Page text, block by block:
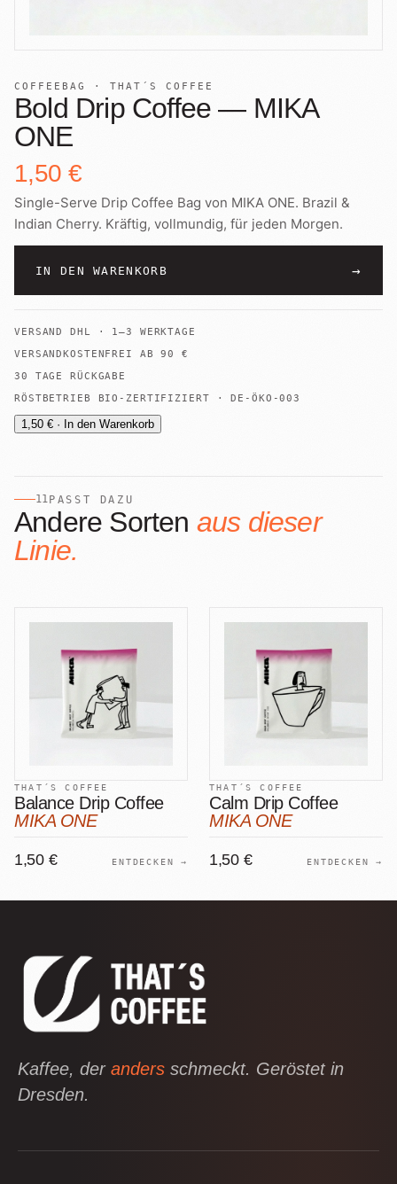
Lohnabfüllung für Röster
International
Zubehör
Geschenkideen
Fonte Blends
All About Mushroom
Alle Produkte
08 Laden
09 Reparatur
Kurse
COFFEEBAG · THAT´S COFFEE
Bold Drip Coffee — MIKA
ONE
1,50 €
Single-Serve Drip Coffee Bag von MIKA ONE. Brazil &
Indian Cherry. Kräftig, vollmundig, für jeden Morgen.
IN DEN WARENKORB →
VERSANDDHL · 1–3 WERKTAGE
VERSANDKOSTENFREI AB90
€
30 TAGE RÜCKGABE
RÖSTBETRIEB BIO-ZERTIFIZIERT · DE-ÖKO-003
1,50 € · In den Warenkorb
11PASST DAZU
Andere Sorten aus dieser
Linie.
THAT´S COFFEE
Balance Drip Coffee
MIKA ONE
1,50 € ENTDECKEN →
THAT´S COFFEE
Calm Drip Coffee
MIKA ONE
1,50 € ENTDECKEN →
Kaffee, der anders schmeckt. Geröstet in
Dresden.